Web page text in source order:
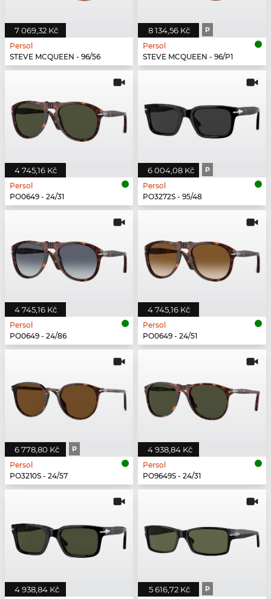
7 069,32 Kč
Persol
STEVE MCQUEEN - 96/56
8 134,56 Kč P
Persol
STEVE MCQUEEN - 96/P1
4 745,16 Kč
Persol
PO0649 - 24/31
6 004,08 Kč P
Persol
PO3272S - 95/48
4 745,16 Kč
Persol
PO0649 - 24/86
4 745,16 Kč
Persol
PO0649 - 24/51
6 778,80 Kč P
Persol
PO3210S - 24/57
4 938,84 Kč
Persol
PO9649S - 24/31
4 938,84 Kč 5 616,72 Kč P